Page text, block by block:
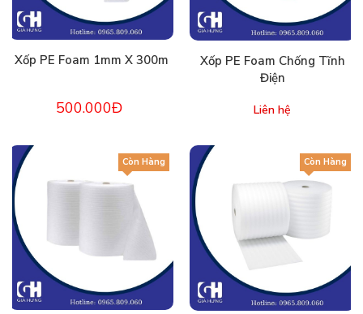
Xốp PE Foam 1mm X 300m
500.000Đ
Xốp PE Foam Chống Tĩnh
Điện
Liên hệ
Còn Hàng Còn Hàng